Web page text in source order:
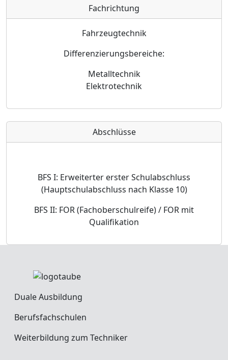
Fachrichtung
Fahrzeugtechnik
Differenzierungsbereiche:
Metalltechnik
Elektrotechnik
Abschlüsse
BFS I: Erweiterter erster Schulabschluss
(Hauptschulabschluss nach Klasse 10)
BFS II: FOR (Fachoberschulreife) / FOR mit
Qualifikation
Duale Ausbildung
Berufsfachschulen
Weiterbildung zum Techniker